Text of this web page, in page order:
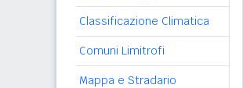
Classificazione Climatica
Comuni Limitrofi
Mappa e Stradario